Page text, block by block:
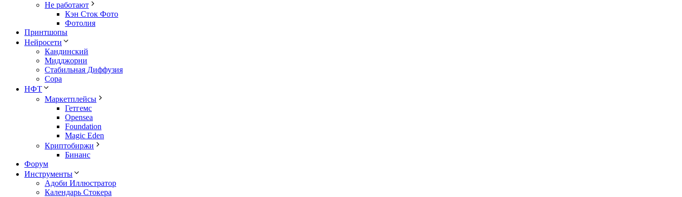
Не работают
Кэн Сток Фото
Фотолия
Принтшопы
Нейросети
Кандинский
Мидджорни
Стабильная Диффузия
Сора
НФТ
Маркетплейсы
Гетгемс
Opensea
Foundation
Magic Eden
Криптобиржи
Бинанс
Форум
Инструменты
Адоби Иллюстратор
Календарь Стокера